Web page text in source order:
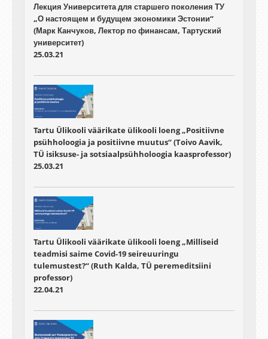
Лекция Университета для старшего поколения ТУ
„О настоящем и будущем экономики Эстонии“
(Марк Канчуков, Лектор по финансам, Тартуский
университет)
25.03.21
Tartu Ülikooli väärikate ülikooli loeng „Positiivne
psühholoogia ja positiivne muutus“ (Toivo Aavik,
TÜ isiksuse- ja sotsiaalpsühholoogia kaasprofessor)
25.03.21
Tartu Ülikooli väärikate ülikooli loeng „Milliseid
teadmisi saime Covid-19 seireuuringu
tulemustest?“ (Ruth Kalda, TÜ peremeditsiini
professor)
22.04.21